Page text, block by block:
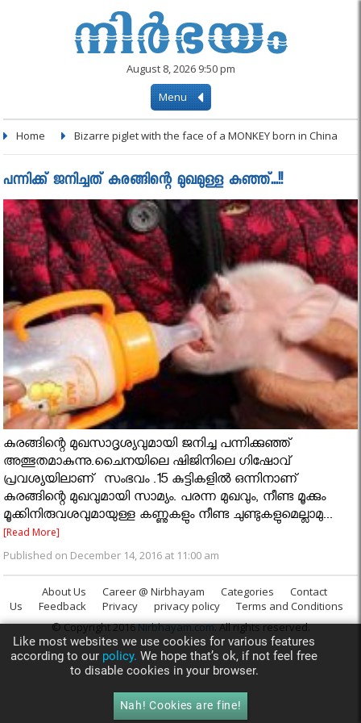
August 8, 2026 9:50 pm
Menu
Home Bizarre piglet with the face of a MONKEY born in China
പന്നിക്ക് ജനിച്ചത് കുരങ്ങിന്റെ മുഖമുള്ള കുഞ്ഞ്...!!
കുരങ്ങിന്റെ മുഖസാദൃശ്യവുമായി ജനിച്ച പന്നിക്കുഞ്ഞ്
അത്ഭുതമാകുന്നു.ചൈനയിലെ ഷിജിനിലെ ഗിഷോവ്
പ്രവശ്യയിലാണ് സംഭവം .15 കുട്ടികളില്‍ ഒന്നിനാണ്
കുരങ്ങിന്റെ മുഖവുമായി സാമ്യം. പരന്ന മുഖവും, നീണ്ട മൂക്കും
മൂക്കിനിരുവശവുമായുള്ള കണ്ണുകളും നീണ്ട ചുണ്ടുകളുമെല്ലാമു...
[Read More]
Published on December 14, 2016 at 11:00 am
About Us Career @ Nirbhayam Categories
Contact
Us
Feedback Privacy privacy policy
Terms and Conditions
© Copyright 2016Nirbhayam.com. All rights reserved.
Like most websites we use cookies for various features
according to our policy. We hope that’s ok, if not feel free
to disable cookies in your browser.
Nah! Cookies are fine!